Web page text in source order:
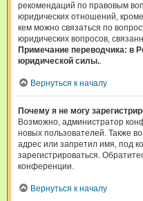
рекомендаций по правовым
юридических отношений,
кем можно связаться по
юридических вопросов,
Примечание переводчика: в
юридической силы..
Вернуться к началу
Почему я не могу
Возможно, администратор
новых пользователей. Также
адрес или запретил имя, под
зарегистрироваться.
конференции.
Вернуться к началу